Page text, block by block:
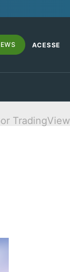
ACESSE
TradingView